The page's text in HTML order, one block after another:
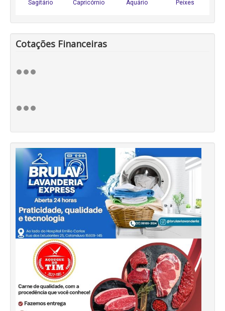
Cotações Financeiras